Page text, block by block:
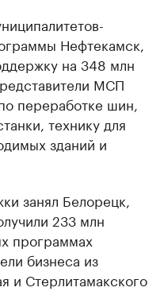
Нефтекамск,
на 348 млн
МСП
переработке шин,
технику для
зданий и
занял Белорецк,
233 млн
программах
бизнеса из
и Стерлитамакского